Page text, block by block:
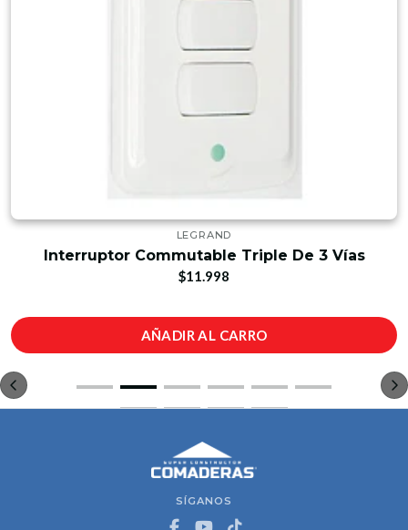
LEGRAND
Interruptor Commutable Triple De 3 Vías
$11.998
AÑADIR AL CARRO
SÍGANOS